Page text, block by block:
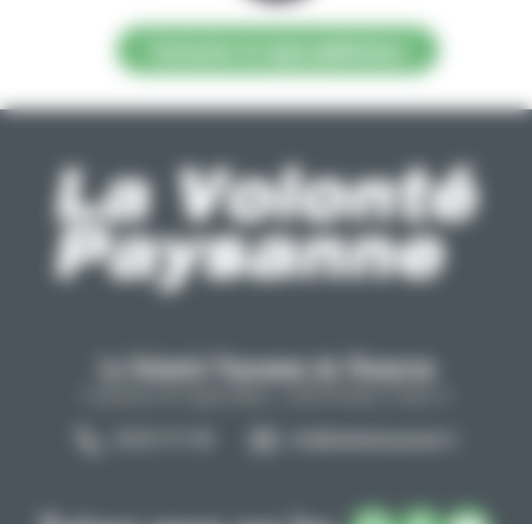
La Volonté Paysanne de l'Aveyron